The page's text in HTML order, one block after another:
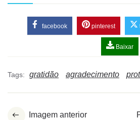
facebook pinterest
Baixar
Tags: gratidão agradecimento
Imagem anterior